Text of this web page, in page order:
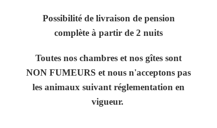
Possibilité de livraison de pension
complète à partir de 2 nuits
Toutes nos chambres et nos gîtes sont
NON FUMEURS et nous n'acceptons pas
les animaux suivant réglementation en
vigueur.